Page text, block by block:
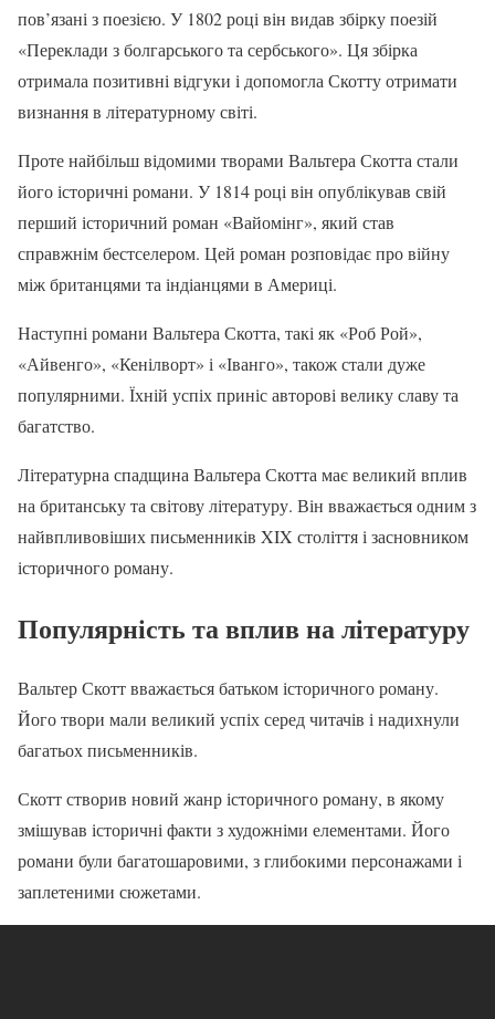
пов’язані з поезією. У 1802 році він видав збірку поезій
«Переклади з болгарського та сербського». Ця збірка
отримала позитивні відгуки і допомогла Скотту отримати
визнання в літературному світі.
Проте найбільш відомими творами Вальтера Скотта стали
його історичні романи. У 1814 році він опублікував свій
перший історичний роман «Вайомінг», який став
справжнім бестселером. Цей роман розповідає про війну
між британцями та індіанцями в Америці.
Наступні романи Вальтера Скотта, такі як «Роб Рой»,
«Айвенго», «Кенілворт» і «Іванго», також стали дуже
популярними. Їхній успіх приніс авторові велику славу та
багатство.
Літературна спадщина Вальтера Скотта має великий вплив
на британську та світову літературу. Він вважається одним з
найвпливовіших письменників XIX століття і засновником
історичного роману.
Популярність та вплив на літературу
Вальтер Скотт вважається батьком історичного роману.
Його твори мали великий успіх серед читачів і надихнули
багатьох письменників.
Скотт створив новий жанр історичного роману, в якому
змішував історичні факти з художніми елементами. Його
романи були багатошаровими, з глибокими персонажами і
заплетеними сюжетами.